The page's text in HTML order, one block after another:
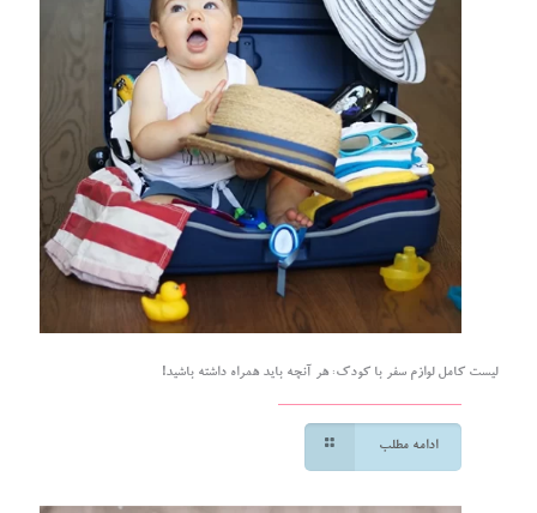
لیست کامل لوازم سفر با کودک: هر آنچه باید همراه داشته باشید!
ادامه مطلب